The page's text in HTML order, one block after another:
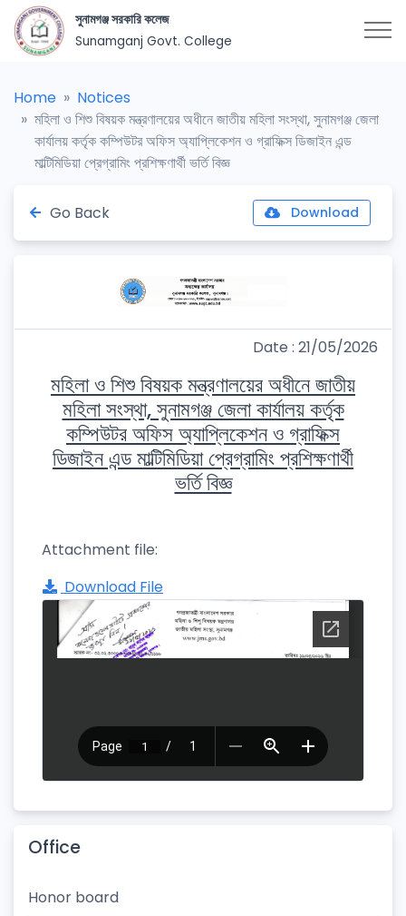
সুনামগঞ্জ সরকারি কলেজ
Sunamganj Govt. College
Home
Notices
মহিলা ও শিশু বিষয়ক মন্ত্রণালয়ের অধীনে জাতীয় মহিলা সংস্থা, সুনামগঞ্জ জেলা
কার্যালয় কর্তৃক কম্পিউটর অফিস অ্যাপ্লিকেশন ও গ্রাফিক্স ডিজাইন এন্ড
মাল্টিমিডিয়া প্রেগ্রামিং প্রশিক্ষণার্থী ভর্তি বিজ্ঞ
Go Back Download
Date : 21/05/2026
মহিলা ও শিশু বিষয়ক মন্ত্রণালয়ের অধীনে জাতীয়
মহিলা সংস্থা, সুনামগঞ্জ জেলা কার্যালয় কর্তৃক
কম্পিউটর অফিস অ্যাপ্লিকেশন ও গ্রাফিক্স
ডিজাইন এন্ড মাল্টিমিডিয়া প্রেগ্রামিং প্রশিক্ষণার্থী
ভর্তি বিজ্ঞ
Attachment file:
Download File
Office
Honor board